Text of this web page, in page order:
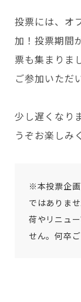
LOVOT 2.0に
費用をシミュ
これから
お迎えを迷われ
LOVOT コンシ
ウェブFAQ(よ
OFFICE LOVOT
LOVOT 導入
法人様限定 無
ふるさと納税
LOVOT本体・
お知らせ
投票には、オ
加！投票期間
票も集まりま
ご参加いただ
少し遅くなり
うぞお楽しみ
※本投票企
ではありま
荷やリニュ
せん。何卒